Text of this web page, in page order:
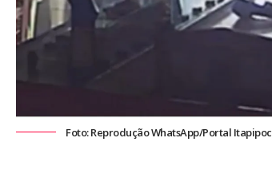
Foto: Reprodução WhatsApp/Portal